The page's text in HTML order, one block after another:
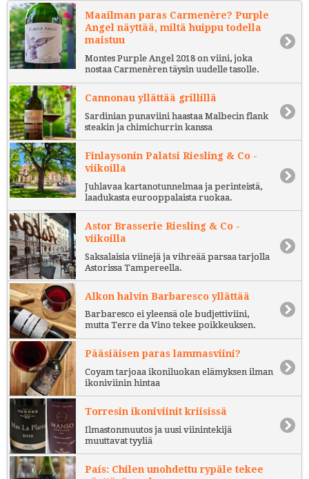
Maailman paras Carmenère? Purple
Angel näyttää, miltä huippu todella
maistuu
Montes Purple Angel 2018 on viini, joka
nostaa Carmenèren täysin uudelle tasolle.
Cannonau yllättää grillillä
Sardinian punaviini haastaa Malbecin flank
steakin ja chimichurrin kanssa
Finlaysonin Palatsi Riesling & Co -
viikoilla
Juhlavaa kartanotunnelmaa ja perinteistä,
laadukasta eurooppalaista ruokaa.
Astor Brasserie Riesling & Co -
viikoilla
Saksalaisia viinejä ja vihreää parsaa tarjolla
Astorissa Tampereella.
Alkon halvin Barbaresco yllättää
Barbaresco ei yleensä ole budjettiviini,
mutta Terre da Vino tekee poikkeuksen.
Pääsiäisen paras lammasviini?
Coyam tarjoaa ikoniluokan elämyksen ilman
ikoniviinin hintaa
Torresin ikoniviinit kriisissä
Ilmastonmuutos ja uusi viinintekijä
muuttavat tyyliä
País: Chilen unohdettu rypäle tekee